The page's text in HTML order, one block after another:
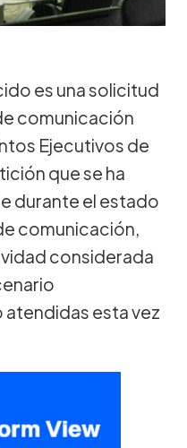
es una solicitud
comunicación
Ejecutivos de
que se ha
durante el estado
comunicación,
considerada
atendidas esta vez